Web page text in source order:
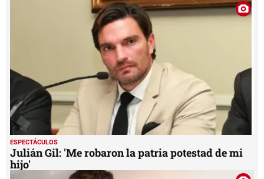
ESPECTÁCULOS
Julián Gil: 'Me robaron la patria potestad de mi
hijo'